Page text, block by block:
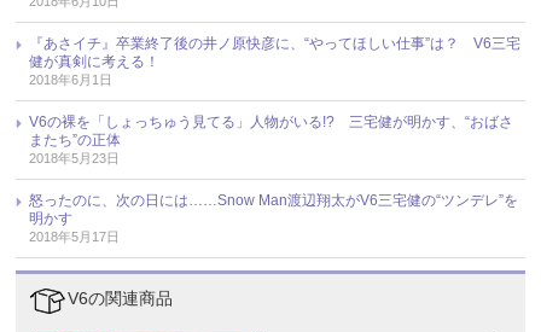
『あさイチ』卒業終了後の井ノ原快彦に、“やってほしい仕事”は？ V6三宅
健が真剣に考える！
2018年6月1日
V6の裸を「しょっちゅう見てる」人物がいる!? 三宅健が明かす、“おばさ
またち”の正体
2018年5月23日
怒ったのに、次の日には……Snow Man渡辺翔太がV6三宅健の“ツンデレ”を
明かす
2018年5月17日
V6の関連商品